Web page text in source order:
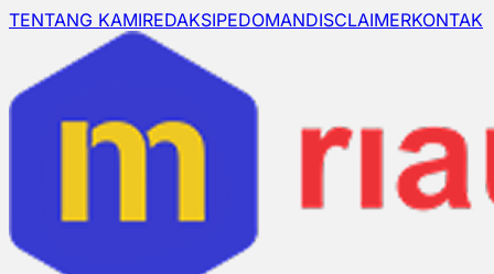
TENTANG KAMIREDAKSIPEDOMANDISCLAIMERKONTAK